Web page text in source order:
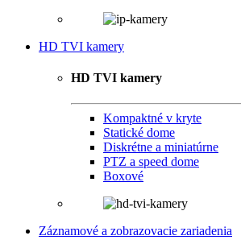
HD TVI kamery
HD TVI kamery
Kompaktné v kryte
Statické dome
Diskrétne a miniatúrne
PTZ a speed dome
Boxové
Záznamové a zobrazovacie zariadenia